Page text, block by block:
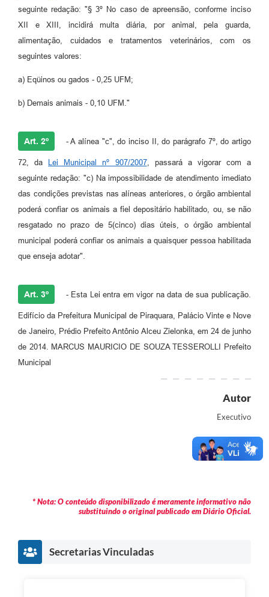
seguinte redação: "§ 3º No caso de apreensão, conforme inciso
XII e XIII, incidirá multa diária, por animal, pela guarda,
alimentação, cuidados e tratamentos veterinários, com os
seguintes valores:
a) Eqüinos ou gados - 0,25 UFM;
b) Demais animais - 0,10 UFM."
Art. 2º - A alínea "c", do inciso II, do parágrafo 7º, do artigo
72, da Lei Municipal nº 907/2007, passará a vigorar com a
seguinte redação: "c) Na impossibilidade de atendimento imediato
das condições previstas nas alíneas anteriores, o órgão ambiental
poderá confiar os animais a fiel depositário habilitado, ou, se não
resgatado no prazo de 5(cinco) dias úteis, o órgão ambiental
municipal poderá confiar os animais a quaisquer pessoa habilitada
que enseja adotar".
Art. 3º - Esta Lei entra em vigor na data de sua publicação.
Edifício da Prefeitura Municipal de Piraquara, Palácio Vinte e Nove
de Janeiro, Prédio Prefeito Antônio Alceu Zielonka, em 24 de junho
de 2014. MARCUS MAURICIO DE SOUZA TESSEROLLI Prefeito
Municipal
Autor
Executivo
* Nota: O conteúdo disponibilizado é meramente informativo não
substituindo o original publicado em Diário Oficial.
Secretarias Vinculadas